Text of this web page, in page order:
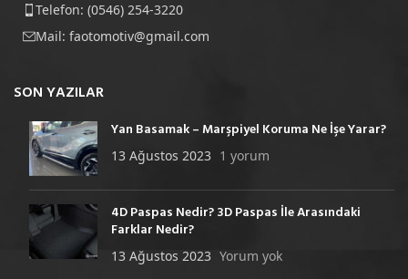
Telefon: (0546) 254-3220
Mail: faotomotiv@gmail.com
SON YAZILAR
Yan Basamak – Marşpiyel Koruma Ne İşe Yarar?
13 Ağustos 2023 1 yorum
4D Paspas Nedir? 3D Paspas İle Arasındaki
Farklar Nedir?
13 Ağustos 2023 Yorum yok